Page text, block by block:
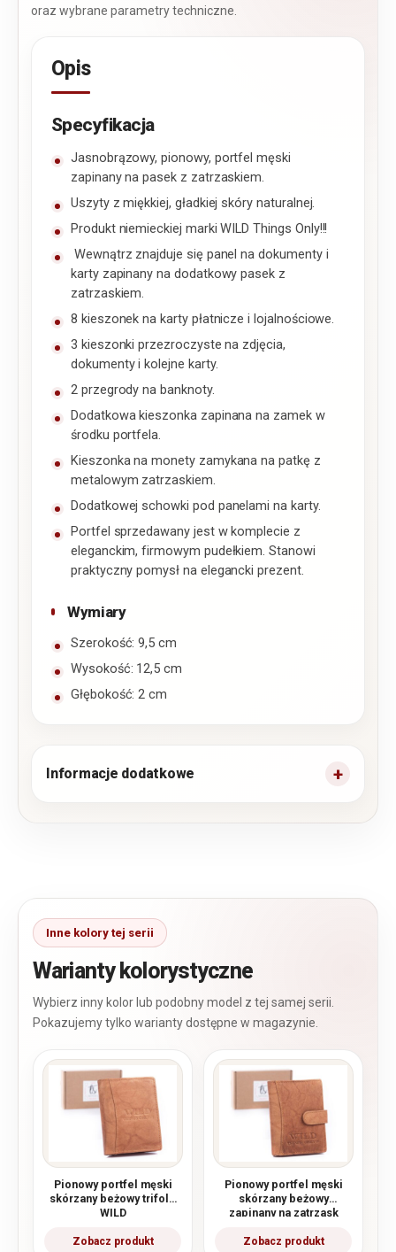
oraz wybrane parametry techniczne.
Opis
Specyfikacja
Jasnobrązowy, pionowy, portfel męski
zapinany na pasek z zatrzaskiem.
Uszyty z miękkiej, gładkiej skóry naturalnej.
Produkt niemieckiej marki WILD Things Only!!!
Wewnątrz znajduje się panel na dokumenty i
karty zapinany na dodatkowy pasek z
zatrzaskiem.
8 kieszonek na karty płatnicze i lojalnościowe.
3 kieszonki przezroczyste na zdjęcia,
dokumenty i kolejne karty.
2 przegrody na banknoty.
Dodatkowa kieszonka zapinana na zamek w
środku portfela.
Kieszonka na monety zamykana na patkę z
metalowym zatrzaskiem.
Dodatkowej schowki pod panelami na karty.
Portfel sprzedawany jest w komplecie z
eleganckim, firmowym pudełkiem. Stanowi
praktyczny pomysł na elegancki prezent.
Wymiary
Szerokość: 9,5 cm
Wysokość: 12,5 cm
Głębokość: 2 cm
Informacje dodatkowe
Warianty kolorystyczne
Pionowy portfel męski
skórzany beżowy trifold
WILD
Pionowy portfel męski
skórzany beżowy
zapinany na zatrzask